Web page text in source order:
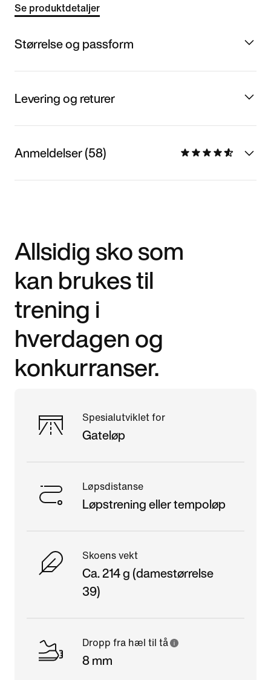
Se produktdetaljer
Størrelse og passform
Levering og returer
Anmeldelser (58)
Allsidig sko som
kan brukes til
trening i
hverdagen og
konkurranser.
Spesialutviklet for
Gateløp
Løpsdistanse
Løpstrening eller tempoløp
Skoens vekt
Ca. 214 g (damestørrelse
39)
Dropp fra hæl til tå
8 mm